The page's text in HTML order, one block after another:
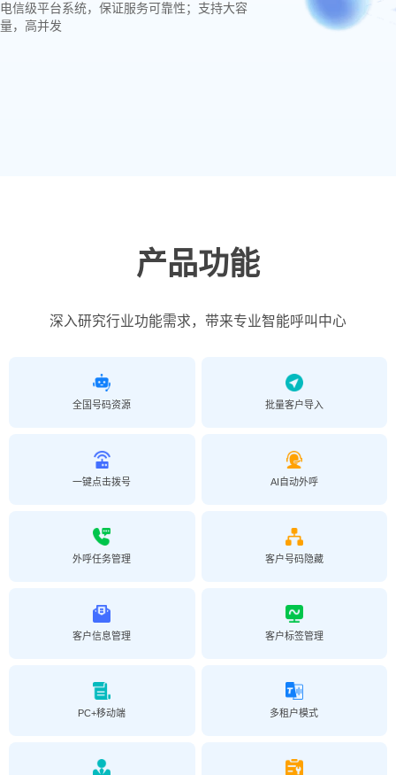
电信级平台系统，保证服务可靠性；支持大容
量，高并发
产品功能
深入研究行业功能需求，带来专业智能呼叫中心
全国号码资源 批量客户导入
一键点击拨号 AI自动外呼
外呼任务管理 客户号码隐藏
客户信息管理 客户标签管理
PC+移动端 多租户模式